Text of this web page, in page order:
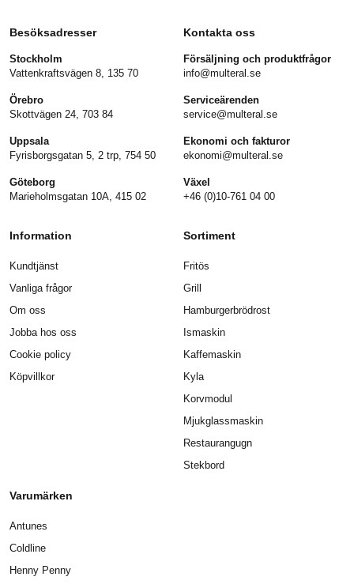
Besöksadresser
Stockholm
Vattenkraftsvägen 8, 135 70
Örebro
Skottvägen 24, 703 84
Uppsala
Fyrisborgsgatan 5, 2 trp, 754 50
Göteborg
Marieholmsgatan 10A, 415 02
Kontakta oss
Försäljning och produktfrågor
info@multeral.se
Serviceärenden
service@multeral.se
Ekonomi och fakturor
ekonomi@multeral.se
Växel
+46 (0)10-761 04 00
Information
Kundtjänst
Vanliga frågor
Om oss
Jobba hos oss
Cookie policy
Köpvillkor
Sortiment
Fritös
Grill
Hamburgerbrödrost
Ismaskin
Kaffemaskin
Kyla
Korvmodul
Mjukglassmaskin
Restaurangugn
Stekbord
Varumärken
Antunes
Coldline
Henny Penny